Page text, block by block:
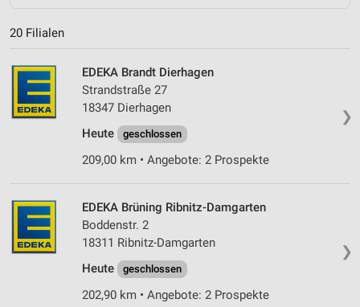
20 Filialen
❯
EDEKA Brandt Dierhagen
Strandstraße 27
18347 Dierhagen
Heute
geschlossen
209,00 km • Angebote: 2 Prospekte
❯
EDEKA Brüning Ribnitz-Damgarten
Boddenstr. 2
18311 Ribnitz-Damgarten
Heute
geschlossen
202,90 km • Angebote: 2 Prospekte